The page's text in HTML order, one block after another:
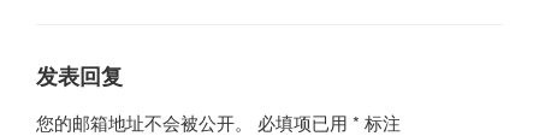
发表回复
您的邮箱地址不会被公开。 必填项已用 * 标注